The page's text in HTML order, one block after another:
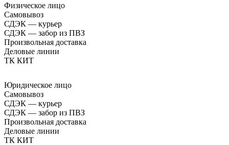
Физическое лицо
Самовывоз
СДЭК — курьер
СДЭК — забор из ПВЗ
Произвольная доставка
Деловые линии
ТК КИТ
Юридическое лицо
Самовывоз
СДЭК — курьер
СДЭК — забор из ПВЗ
Произвольная доставка
Деловые линии
ТК КИТ